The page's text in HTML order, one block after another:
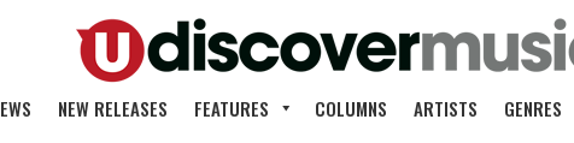
NEW RELEASES FEATURES COLUMNS ARTISTS GENRES